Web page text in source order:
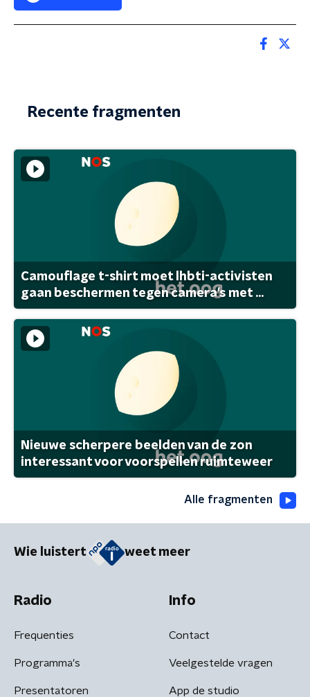
Recente fragmenten
Camouflage t-shirt moet lhbti-activisten
gaan beschermen tegen camera's met ...
Nieuwe scherpere beelden van de zon
interessant voor voorspellen ruimteweer
Alle fragmenten
Wie luistert weet meer
Radio
Frequenties
Programma's
Presentatoren
Info
Contact
Veelgestelde vragen
App de studio